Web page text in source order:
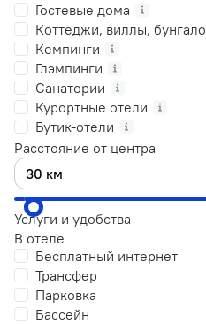
Гостевые дома
Коттеджи, виллы, бунгало
Кемпинги
Глэмпинги
Санатории
Курортные отели
Бутик-отели
Расстояние от центра
Услуги и удобства
В отеле
Бесплатный интернет
Трансфер
Парковка
Бассейн